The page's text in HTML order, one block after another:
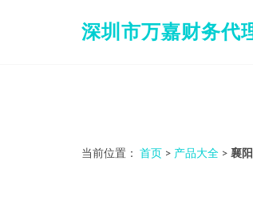
深圳市万嘉财务代
当前位置： 首页 > 产品大全 > 襄